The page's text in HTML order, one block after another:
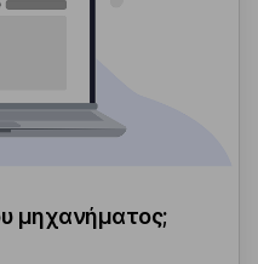
μηχανήματος;